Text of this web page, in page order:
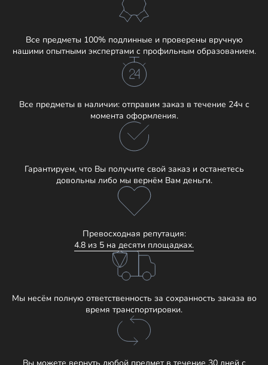
Все предметы 100% подлинные и проверены вручную
нашими опытными экспертами с профильным образованием.
Все предметы в наличии: отправим заказ в течение 24ч с
момента оформления.
Гарантируем, что Вы получите свой заказ и останетесь
довольны либо мы вернём Вам деньги.
Превосходная репутация:
4.8 из 5 на десяти площадках.
Мы несём полную ответственность за сохранность заказа во
время транспортировки.